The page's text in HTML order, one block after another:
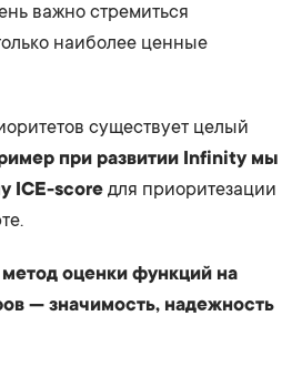
важно стремиться
наиболее ценные
существует целый
при развитии Infinity мы
ICE-score для приоритезации
метод оценки функций на
— значимость, надежность